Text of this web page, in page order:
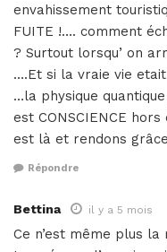
envahissement
FUITE !…. comment
? Surtout lorsqu’ on
….Et si la vraie vie etait
…la physique
est CONSCIENCE
est là et rendons
Répondre
Bettina il y a 5 mois
Ce n’est même plus